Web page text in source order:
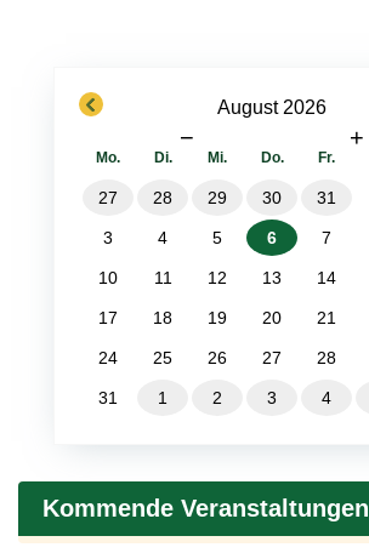
previous August 2026
− +
Mo. Di. Mi. Do. Fr.
27 28 29 30 31
3 4 5 6 7
10 11 12 13 14
17 18 19 20 21
24 25 26 27 28
31 1 2 3 4
Kommende Veranstaltungen